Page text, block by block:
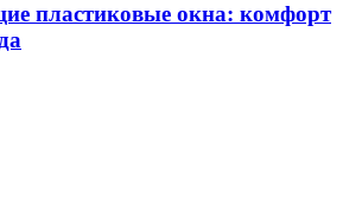
пластиковые окна: комфорт